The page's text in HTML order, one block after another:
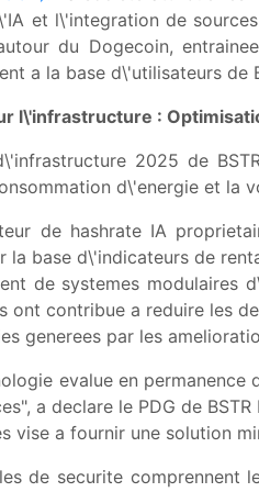
et l\'integration de
du Dogecoin,
a la base d\'utilisateurs de
l\'infrastructure :
2025 de
d\'energie et la
de hashrate IA
la base d\'indicateurs de
de systemes modulaires
ont contribue a reduire les
generees par les
evalue en
a declare le PDG de
vise a fournir une solution
de securite comprennent